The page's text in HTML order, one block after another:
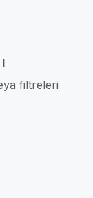
filtreleri